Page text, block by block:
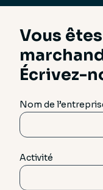
Vous
Écrivez-
Nom de
Activité